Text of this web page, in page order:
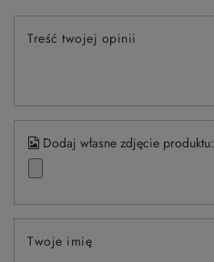
Treść twojej opinii
Dodaj własne zdjęcie produktu:
Twoje imię